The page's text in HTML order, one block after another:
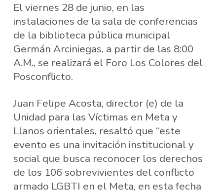
El viernes 28 de junio, en las
instalaciones de la sala de conferencias
de la biblioteca pública municipal
Germán Arciniegas, a partir de las 8:00
A.M., se realizará el Foro Los Colores del
Posconflicto.
Juan Felipe Acosta, director (e) de la
Unidad para las Víctimas en Meta y
Llanos orientales, resaltó que “este
evento es una invitación institucional y
social que busca reconocer los derechos
de los 106 sobrevivientes del conflicto
armado LGBTI en el Meta, en esta fecha